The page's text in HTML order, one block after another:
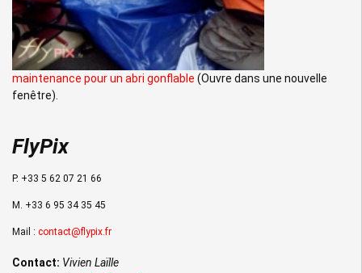
maintenance pour un abri gonflable (Ouvre dans une nouvelle
fenêtre).
FlyPix
P. +33 5 62 07 21 66
M. +33 6 95 34 35 45
Mail : contact@flypix.fr
Contact: Vivien Laïlle